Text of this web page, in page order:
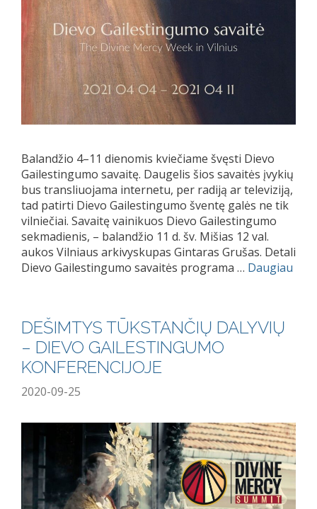
Balandžio 4–11 dienomis kviečiame švęsti Dievo
Gailestingumo savaitę. Daugelis šios savaitės įvykių
bus transliuojama internetu, per radiją ar televiziją,
tad patirti Dievo Gailestingumo šventę galės ne tik
vilniečiai. Savaitę vainikuos Dievo Gailestingumo
sekmadienis, – balandžio 11 d. šv. Mišias 12 val.
aukos Vilniaus arkivyskupas Gintaras Grušas. Detali
Dievo Gailestingumo savaitės programa … Daugiau
DEŠIMTYS TŪKSTANČIŲ DALYVIŲ
– DIEVO GAILESTINGUMO
KONFERENCIJOJE
2020-09-25